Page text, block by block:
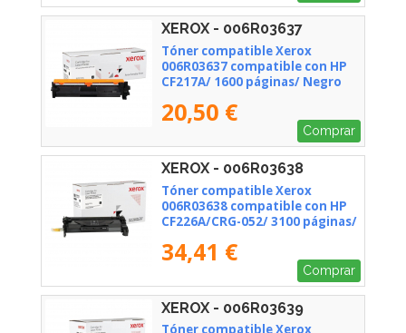
XEROX - 006R03637
Tóner compatible Xerox
006R03637 compatible con HP
CF217A/ 1600 páginas/ Negro
20,50 €
Comprar
XEROX - 006R03638
Tóner compatible Xerox
006R03638 compatible con HP
CF226A/CRG-052/ 3100 páginas/
34,41 €
Comprar
XEROX - 006R03639